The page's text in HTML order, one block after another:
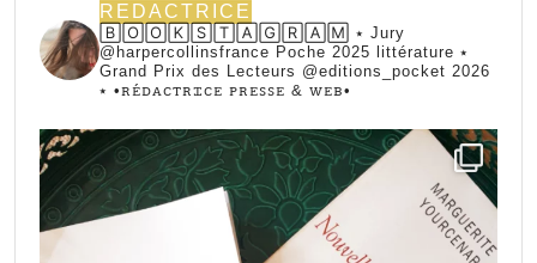
REDACTRICE
🄱🄾🄾🄺🅂🅃🄰🄶🅁🄰🄼 ⭑ Jury
@harpercollinsfrance Poche 2025 littérature ⭑
Grand Prix des Lecteurs @editions_pocket 2026
⭑ •ꭱꭼ́ꭰꭺꮯꭲꭱꮖꮯꭼ ꮲꭱꭼꮪꮪꭼ & ꮃꭼᏼ•